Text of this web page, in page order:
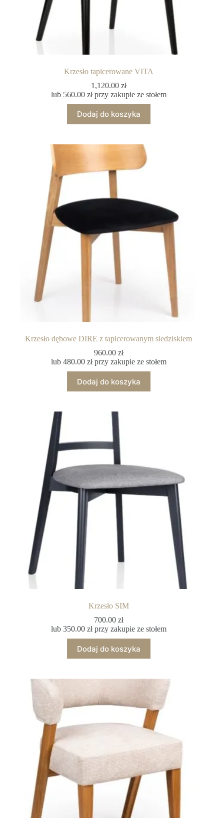
Krzesło tapicerowane VITA
1,120.00 zł
lub 560.00 złprzy zakupie ze stołem
Dodaj do koszyka
Krzesło dębowe DIRE z tapicerowanym siedziskiem
960.00 zł
lub 480.00 złprzy zakupie ze stołem
Dodaj do koszyka
Krzesło SIM
700.00 zł
lub 350.00 złprzy zakupie ze stołem
Dodaj do koszyka